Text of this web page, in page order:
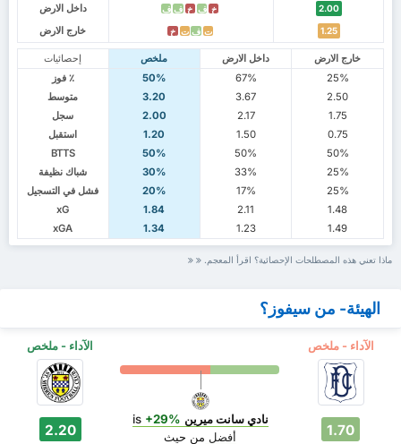
داخل الارض خ ف خ ف ف 2.00
خارج الارض ت ف ت خ 1.25
إحصائيات ملخص داخل الارض
خارج الارض
٪ فوز
50% 67%
25%
متوسط
3.20 3.67
2.50
سجل
2.00 2.17
1.75
استقبل
1.20 1.50
0.75
BTTS
50% 50%
50%
شباك نظيفة
30% 33%
25%
فشل في التسجيل
20% 17%
25%
xG
1.84 2.11
1.48
xGA
1.34 1.23 1.49
ماذا تعني هذه المصطلحات الإحصائية؟ اقرأ المعجم.
الهيئة- من سيفوز؟
الآداء - ملخص الآداء - ملخص
2.20
نادي سانت ميرين +29%
أفضل من حيث
1.70